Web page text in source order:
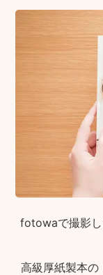
fotowaで撮影し
高級厚紙製本の